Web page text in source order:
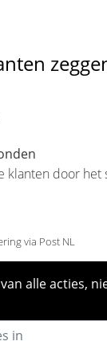
klanten door het
via Post NL
alle acties,